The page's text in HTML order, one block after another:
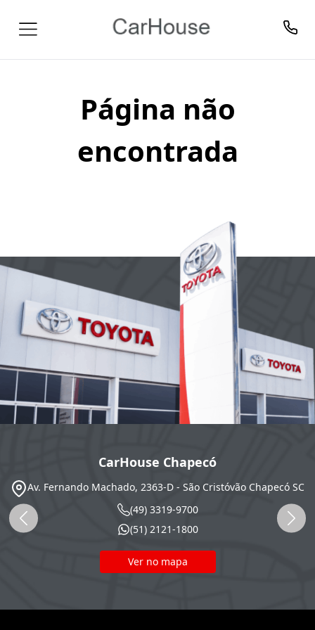
Página não
encontrada
CarHouse Chapecó
Av. Fernando Machado, 2363-D - São Cristóvão Chapecó SC
(49) 3319-9700
(51) 2121-1800
Ver no mapa